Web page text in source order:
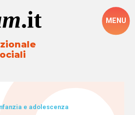
MENU
e adolescenza